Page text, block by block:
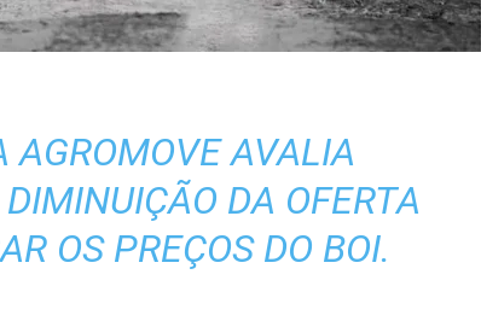
AGROMOVE AVALIA
DA OFERTA
OS PREÇOS DO BOI.